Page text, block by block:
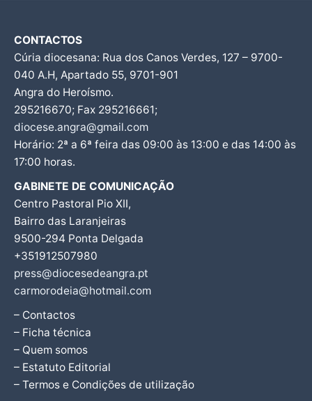
CONTACTOS
Cúria diocesana: Rua dos Canos Verdes, 127 – 9700-
040 A.H, Apartado 55, 9701-901
Angra do Heroísmo.
295216670; Fax 295216661;
diocese.angra@gmail.com
Horário: 2ª a 6ª feira das 09:00 às 13:00 e das 14:00 às
17:00 horas.
GABINETE DE COMUNICAÇÃO
Centro Pastoral Pio XII,
Bairro das Laranjeiras
9500-294 Ponta Delgada
+351912507980
press@diocesedeangra.pt
carmorodeia@hotmail.com
– Contactos
– Ficha técnica
– Quem somos
– Estatuto Editorial
– Termos e Condições de utilização